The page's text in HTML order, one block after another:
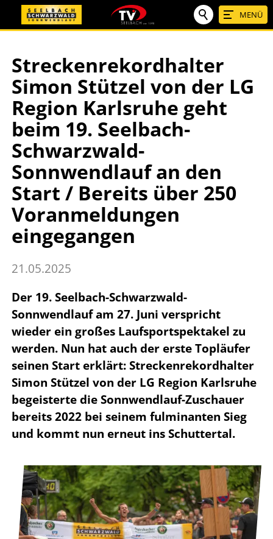
MENÜ
Streckenrekordhalter
Simon Stützel von der LG
Region Karlsruhe geht
beim 19. Seelbach-
Schwarzwald-
Sonnwendlauf an den
Start / Bereits über 250
Voranmeldungen
eingegangen
21.05.2025
Der 19. Seelbach-Schwarzwald-
Sonnwendlauf am 27. Juni verspricht
wieder ein großes Laufsportspektakel zu
werden. Nun hat auch der erste Topläufer
seinen Start erklärt: Streckenrekordhalter
Simon Stützel von der LG Region Karlsruhe
begeisterte die Sonnwendlauf-Zuschauer
bereits 2022 bei seinem fulminanten Sieg
und kommt nun erneut ins Schuttertal.